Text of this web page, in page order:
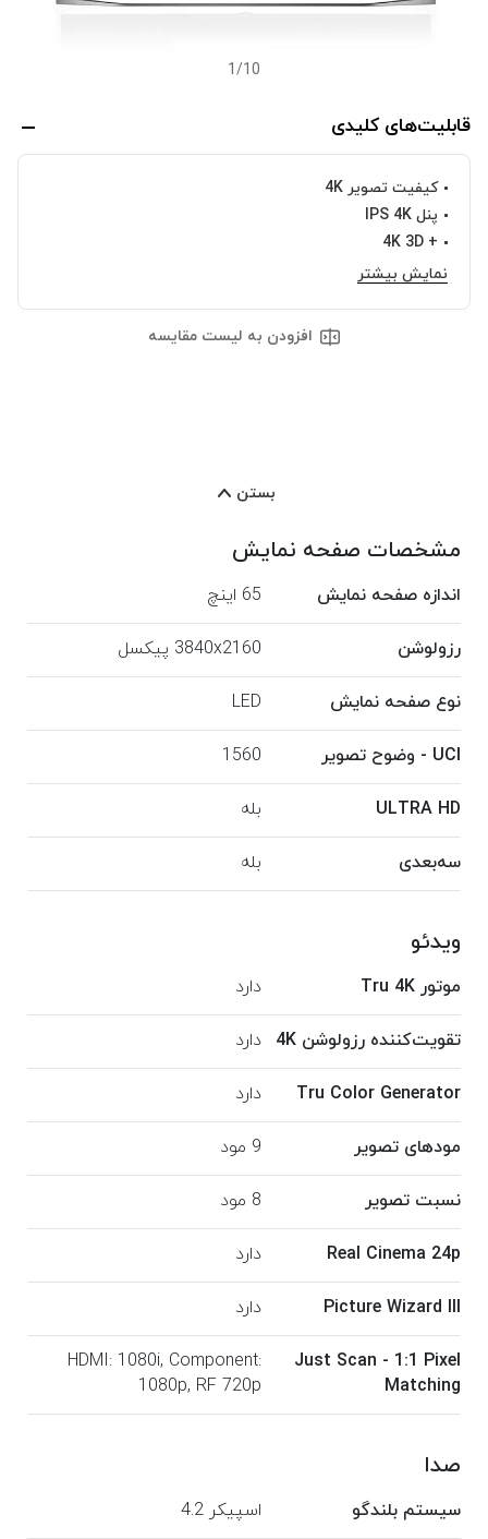
1/10
قابلیت‌های کلیدی
کیفیت تصویر 4K
پنل IPS 4K
+ 4K 3D
نمایش بیشتر
افزودن به لیست مقایسه
بستن
مشخصات صفحه نمایش
اندازه صفحه نمایش 65 اینچ
رزولوشن 3840x2160 پیکسل
نوع صفحه نمایش LED
UCI - وضوح تصویر 1560
ULTRA HD بله
سه‌بعدی بله
ویدئو
موتور Tru 4K دارد
تقویت‌کننده رزولوشن 4K دارد
Tru Color Generator دارد
مودهای تصویر 9 مود
نسبت تصویر 8 مود
Real Cinema 24p دارد
Picture Wizard III دارد
Just Scan - 1:1 Pixel
Matching
HDMI: 1080i, Component:
1080p, RF 720p
صدا
سیستم بلندگو اسپیکر 4.2